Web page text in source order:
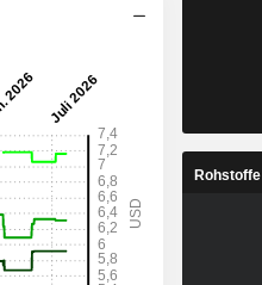
Rohstoffe